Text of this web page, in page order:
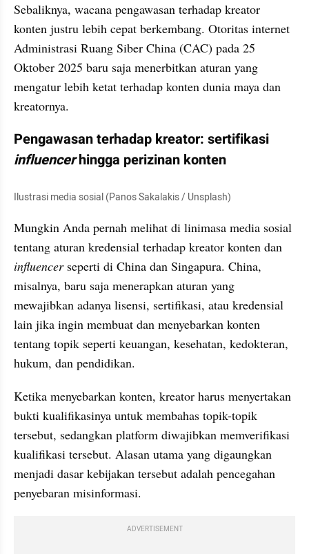
Sebaliknya, wacana pengawasan terhadap kreator
konten justru lebih cepat berkembang. Otoritas internet
Administrasi Ruang Siber China (CAC) pada 25
Oktober 2025 baru saja menerbitkan aturan yang
mengatur lebih ketat terhadap konten dunia maya dan
kreatornya.
influencer hingga perizinan konten
Ilustrasi media sosial (Panos Sakalakis / Unsplash)
Mungkin Anda pernah melihat di linimasa media sosial
tentang aturan kredensial terhadap kreator konten dan
influencer seperti di China dan Singapura. China,
misalnya, baru saja menerapkan aturan yang
mewajibkan adanya lisensi, sertifikasi, atau kredensial
lain jika ingin membuat dan menyebarkan konten
tentang topik seperti keuangan, kesehatan, kedokteran,
hukum, dan pendidikan.
Ketika menyebarkan konten, kreator harus menyertakan
bukti kualifikasinya untuk membahas topik-topik
tersebut, sedangkan platform diwajibkan memverifikasi
kualifikasi tersebut. Alasan utama yang digaungkan
menjadi dasar kebijakan tersebut adalah pencegahan
penyebaran misinformasi.
ADVERTISEMENT